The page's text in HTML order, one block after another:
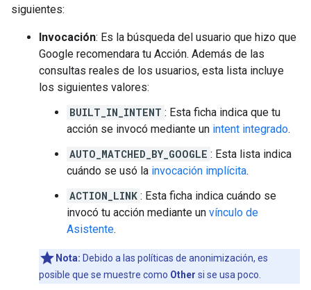
siguientes:
Invocación: Es la búsqueda del usuario que hizo que
Google recomendara tu Acción. Además de las
consultas reales de los usuarios, esta lista incluye
los siguientes valores:
BUILT_IN_INTENT : Esta ficha indica que tu
acción se invocó mediante un intent integrado.
AUTO_MATCHED_BY_GOOGLE : Esta lista indica
cuándo se usó la invocación implícita.
ACTION_LINK : Esta ficha indica cuándo se
invocó tu acción mediante un vínculo de
Asistente.
Nota: Debido a las políticas de anonimización, es
posible que se muestre como Other si se usa poco.